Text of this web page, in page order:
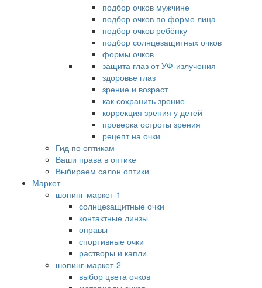
подбор очков мужчине
подбор очков по форме лица
подбор очков ребёнку
подбор солнцезащитных очков
формы очков
защита глаз от УФ-излучения
здоровье глаз
зрение и возраст
как сохранить зрение
коррекция зрения у детей
проверка остроты зрения
рецепт на очки
Гид по оптикам
Ваши права в оптике
Выбираем салон оптики
Маркет
шопинг-маркет-1
солнцезащитные очки
контактные линзы
оправы
спортивные очки
растворы и капли
шопинг-маркет-2
выбор цвета очков